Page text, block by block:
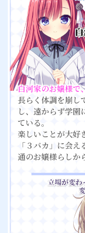
白河家のお嬢様で
長らく体調を崩し
し、遠からず学園
ている。
楽しいことが大好
「３バカ」に会
通のお嬢様らしか